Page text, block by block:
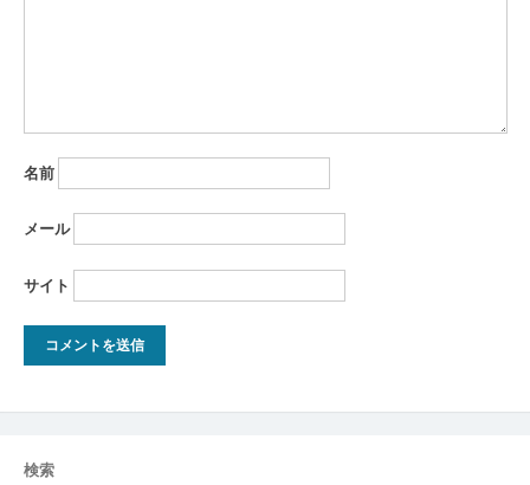
名前
メール
サイト
検索